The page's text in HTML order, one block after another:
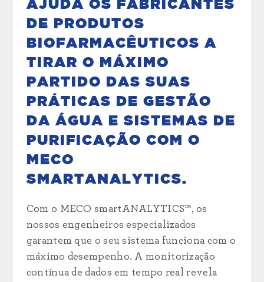
AJUDA OS FABRICANTES
DE PRODUTOS
BIOFARMACÊUTICOS A
TIRAR O MÁXIMO
PARTIDO DAS SUAS
PRÁTICAS DE GESTÃO
DA ÁGUA E SISTEMAS DE
PURIFICAÇÃO COM O
MECO
SMARTANALYTICS.
Com o MECO smartANALYTICS™, os
nossos engenheiros especializados
garantem que o seu sistema funciona com o
máximo desempenho. A monitorização
contínua de dados em tempo real revela